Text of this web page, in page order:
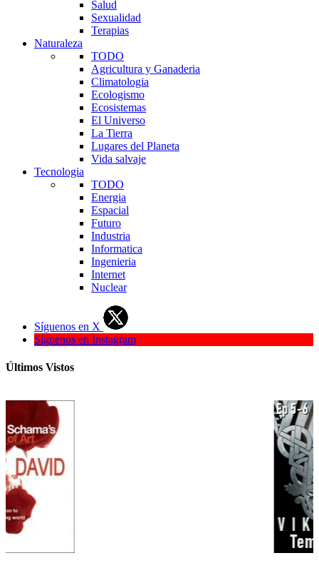
Salud
Sexualidad
Terapias
Naturaleza
TODO
Agricultura y Ganaderia
Climatologia
Ecologismo
Ecosistemas
El Universo
La Tierra
Lugares del Planeta
Vida salvaje
Tecnologia
TODO
Energia
Espacial
Futuro
Industria
Informatica
Ingenieria
Internet
Nuclear
Síguenos en X
Síguenos en Instagram
Últimos Vistos